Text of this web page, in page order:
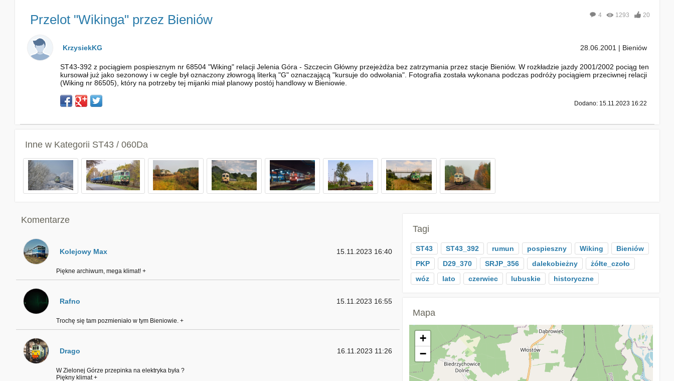
Przelot "Wikinga" przez Bieniów 4 1293 20
KrzysiekKG 28.06.2001 | Bieniów
ST43-392 z pociągiem pospiesznym nr 68504 "Wiking" relacji Jelenia Góra - Szczecin Główny przejeżdża bez zatrzymania przez stacje Bieniów. W rozkładzie jazdy 2001/2002 pociąg ten
kursował już jako sezonowy i w cegle był oznaczony złowrogą literką "G" oznaczającą "kursuje do odwołania". Fotografia została wykonana podczas podróży pociągiem przeciwnej relacji
(Wiking nr 86505), który na potrzeby tej mijanki miał planowy postój handlowy w Bieniowie.
Dodano: 15.11.2023 16:22
Inne w Kategorii ST43 / 060Da
Komentarze
Kolejowy Max 15.11.2023 16:40
Piękne archiwum, mega klimat! +
Rafno 15.11.2023 16:55
Trochę się tam pozmieniało w tym Bieniowie. +
Drago 16.11.2023 11:26
W Zielonej Górze przepinka na elektryka była ?
Piękny klimat +
Tagi
ST43 ST43_392 rumun pospieszny Wiking
Bieniów
PKP
D29_370 SRJP_356 dalekobieżny
żółte_czoło
wóz
lato czerwiec lubuskie historyczne
Mapa
+
−